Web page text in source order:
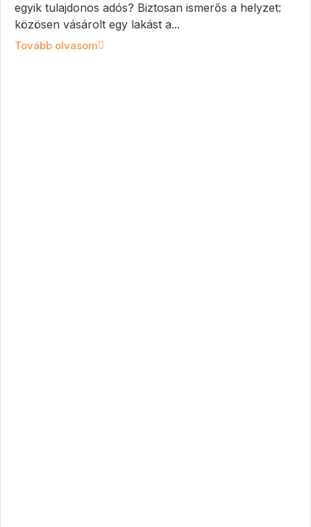
egyik tulajdonos adós? Biztosan ismerős a helyzet:
közösen vásárolt egy lakást a...
Tovább olvasom